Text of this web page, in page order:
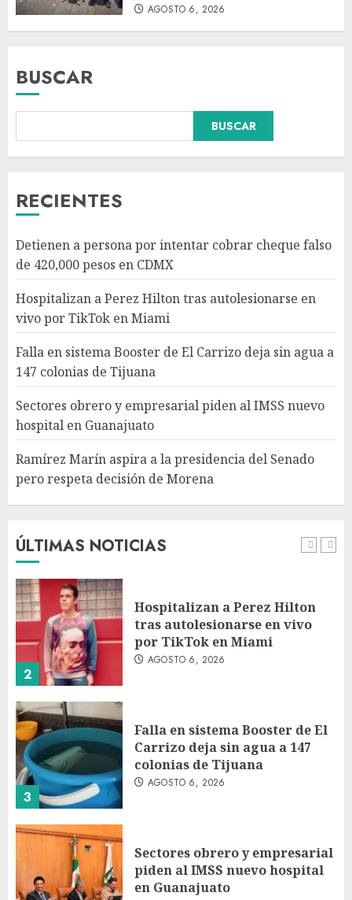
AGOSTO 6, 2026
BUSCAR
BUSCAR
RECIENTES
Detienen a persona por intentar cobrar cheque falso
de 420,000 pesos en CDMX
Hospitalizan a Perez Hilton tras autolesionarse en
vivo por TikTok en Miami
Falla en sistema Booster de El Carrizo deja sin agua a
147 colonias de Tijuana
Sectores obrero y empresarial piden al IMSS nuevo
hospital en Guanajuato
Ramírez Marín aspira a la presidencia del Senado
pero respeta decisión de Morena
ÚLTIMAS NOTICIAS
Falla en sistema Booster de El
Carrizo deja sin agua a 147
4
Sectores obrero y empresarial
piden al IMSS nuevo hospital
en Guanajuato
AGOSTO 6, 2026
5
Ramírez Marín aspira a la
presidencia del Senado pero
respeta decisión de Morena
AGOSTO 6, 2026
1
Detienen a persona por
intentar cobrar cheque falso
AGOSTO 6, 2026
2
Hospitalizan a Perez Hilton
tras autolesionarse en vivo
por TikTok en Miami
AGOSTO 6, 2026
3
Falla en sistema Booster de El
Carrizo deja sin agua a 147
colonias de Tijuana
AGOSTO 6, 2026
Sectores obrero y empresarial
piden al IMSS nuevo hospital
en Guanajuato